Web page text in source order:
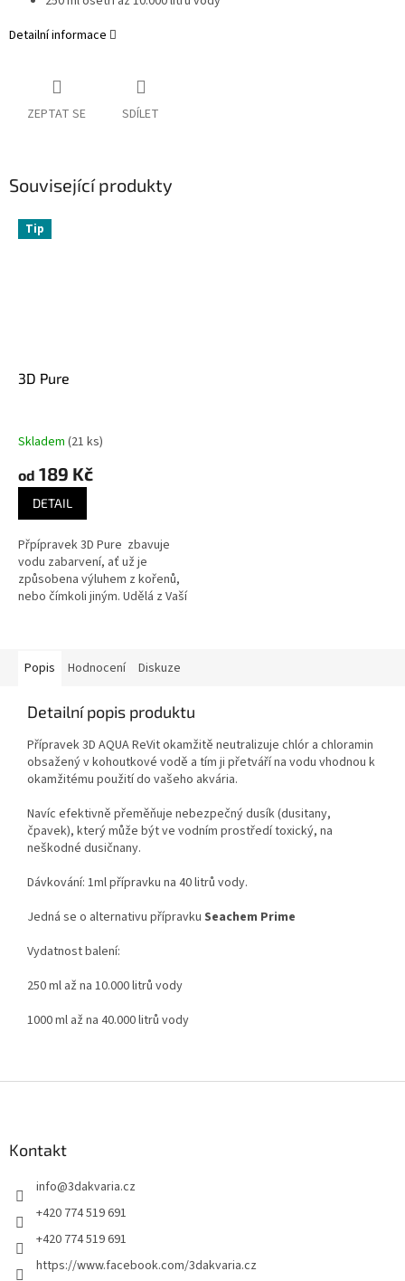
Detailní informace
ZEPTAT SE SDÍLET
Související produkty
Tip
3D Pure
Skladem (21 ks)
od 189 Kč
DETAIL
Přpípravek 3D Pure zbavuje
vodu zabarvení, ať už je
způsobena výluhem z kořenů,
nebo čímkoli jiným. Udělá z Vaší
Popis Hodnocení Diskuze
Detailní popis produktu
Přípravek 3D AQUA ReVit okamžitě neutralizuje chlór a chloramin
obsažený v kohoutkové vodě a tím ji přetváří na vodu vhodnou k
okamžitému použití do vašeho akvária.
Navíc efektivně přeměňuje nebezpečný dusík (dusitany,
čpavek), který může být ve vodním prostředí toxický, na
neškodné dusičnany.
Dávkování: 1ml přípravku na 40 litrů vody.
Jedná se o alternativu přípravku Seachem Prime
Vydatnost balení:
250 ml až na 10.000 litrů vody
1000 ml až na 40.000 litrů vody
Kontakt
info@3dakvaria.cz
+420 774 519 691
+420 774 519 691
https://www.facebook.com/3dakvaria.cz